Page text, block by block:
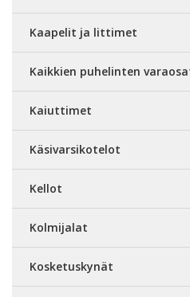
Kaapelit ja littimet
Kaikkien puhelinten
Kaiuttimet
Käsivarsikotelot
Kellot
Kolmijalat
Kosketuskynät